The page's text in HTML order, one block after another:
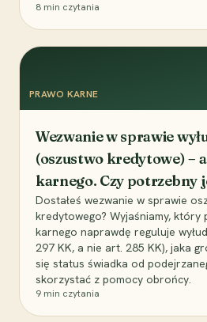
8 min czytania
PRAWO KARNE
Wezwanie w sprawie
(oszustwo kredytowe) –
karnego. Czy potrzebny
Dostałeś wezwanie w sprawie
kredytowego? Wyjaśniamy, który
karnego naprawdę reguluje
297 KK, a nie art. 285 KK), jaka
się status świadka od
skorzystać z pomocy obrońcy.
9 min czytania